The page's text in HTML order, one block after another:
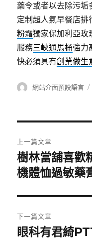
藥令或者以去除污垢
定制超人氣早餐店
粉霜獨家保加利亞玫
服務三峽通馬桶強力
快必須具有創業做生
作
網站介面預設語言
章
導
覽
上一篇文章
上
一
文
章:
樹林當舖喜歡
機體恤過敏藥
下一篇文章
下
眼科有君綺